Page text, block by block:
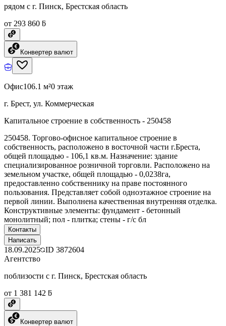
рядом с г. Пинск, Брестская область
от 293 860 ƃ
Конвертер валют
Офис106.1 м²0 этаж
г. Брест, ул. Коммерческая
Капитальное строение в собственность - 250458
250458. Торгово-офисное капитальное строение в
собственность, расположено в восточной части г.Бреста,
общей площадью - 106,1 кв.м. Назначение: здание
специализированное розничной торговли. Расположено на
земельном участке, общей площадью - 0,0238га,
предоставленно собственнику на праве постоянного
пользования. Представляет собой одноэтажное строение на
первой линии. Выполнена качественная внутренняя отделка.
Конструктивные элементы: фундамент - бетонный
монолитный; пол - плитка; стены - г/с бл
Контакты
Написать
18.09.2025 ID 3872604
Агентство
поблизости с г. Пинск, Брестская область
от 1 381 142 ƃ
Конвертер валют